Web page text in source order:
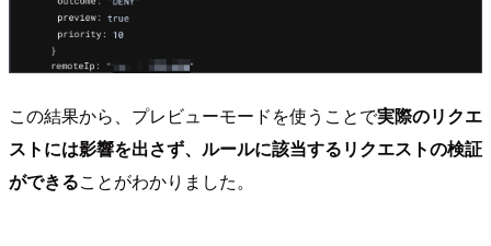
この結果から、プレビューモードを使うことで実際のリクエ
ストには影響を出さず、ルールに該当するリクエストの検証
ができることがわかりました。